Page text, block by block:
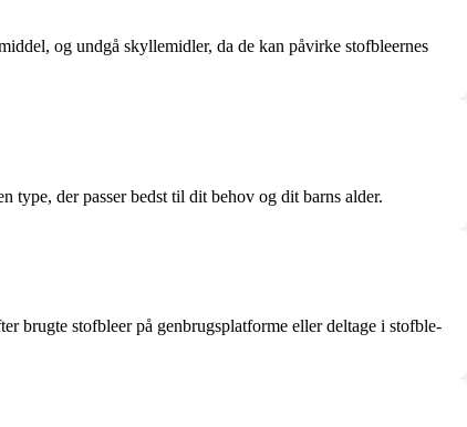
og undgå skyllemidler, da de kan påvirke stofbleernes
type, der passer bedst til dit behov og dit barns alder.
brugte stofbleer på genbrugsplatforme eller deltage i stofble-